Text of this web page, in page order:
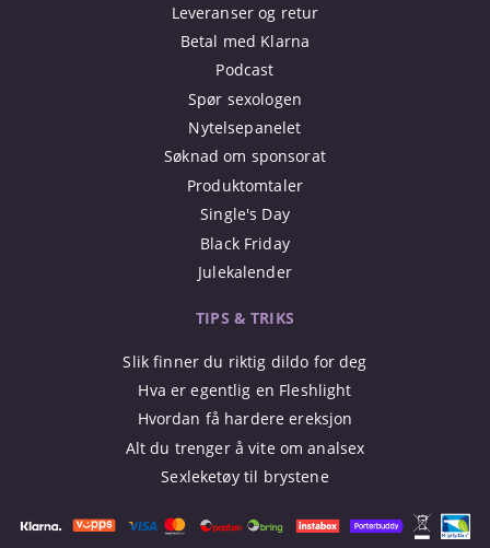
Leveranser og retur
Betal med Klarna
Podcast
Spør sexologen
Nytelsepanelet
Søknad om sponsorat
Produktomtaler
Single's Day
Black Friday
Julekalender
TIPS & TRIKS
Slik finner du riktig dildo for deg
Hva er egentlig en Fleshlight
Hvordan få hardere ereksjon
Alt du trenger å vite om analsex
Sexleketøy til brystene